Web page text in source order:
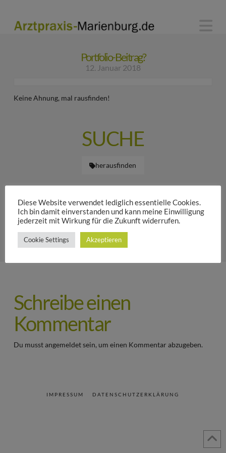
Portfolio-Beitrag?
12. Januar 2018
Keine Ahnung, mal rausfinden!
SUCHE
herausfinden
WEITEREMPFEHLEN >
Schreibe einen
Kommentar
Du musstangemeldetsein, um einen Kommentar abzugeben.
IMPRESSUM DATENSCHUTZERKLÄRUNG
Diese Website verwendet lediglich essentielle Cookies.
Ich bin damit einverstanden und kann meine Einwilligung
jederzeit mit Wirkung für die Zukunft widerrufen.
Cookie Settings Akzeptieren